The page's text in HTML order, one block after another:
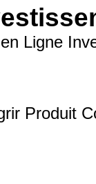
Ligne
Produit